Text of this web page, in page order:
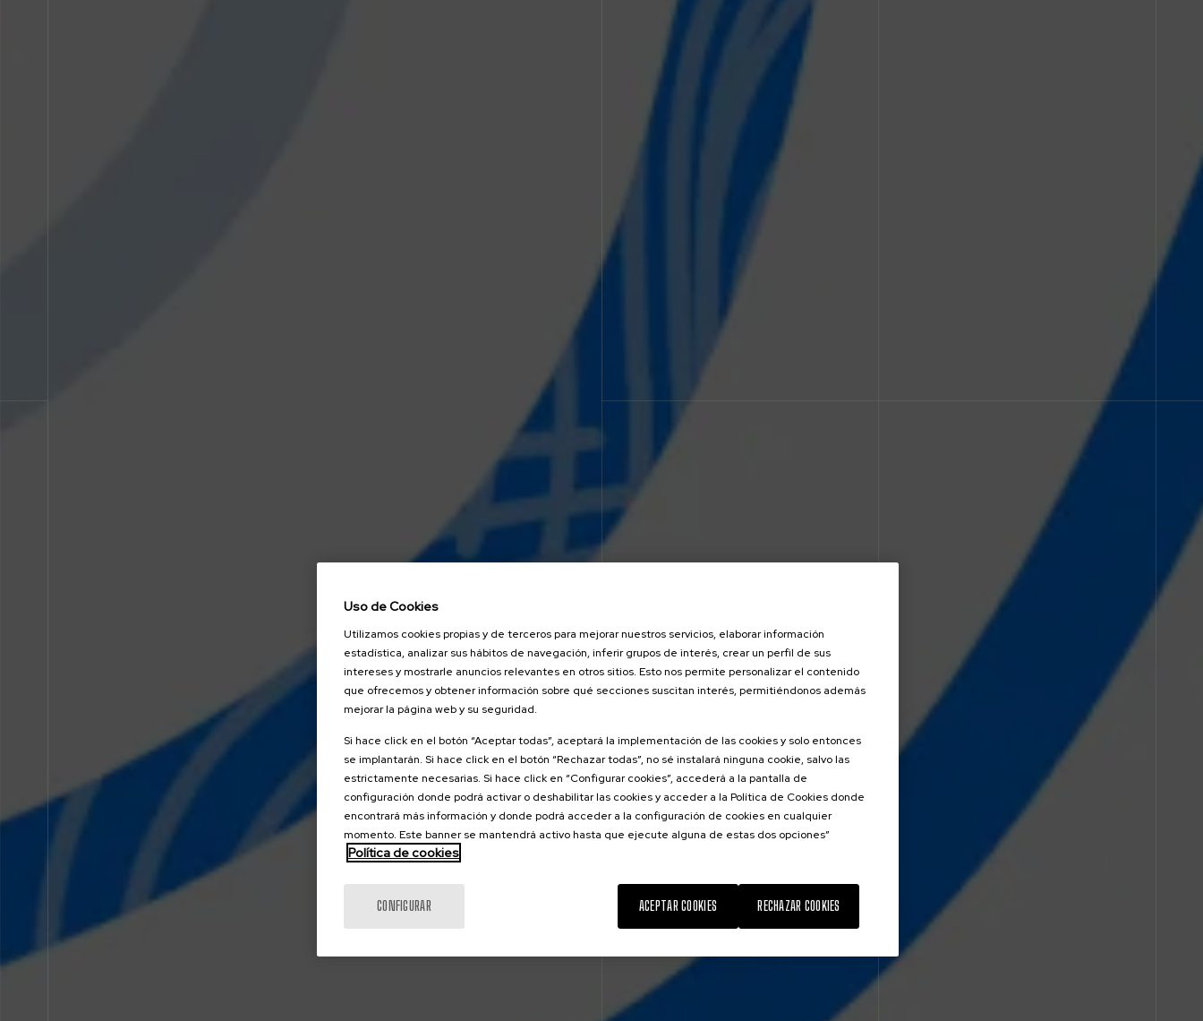
Uso de Cookies
Utilizamos cookies propias y de terceros para mejorar nuestros servicios, elaborar información
estadística, analizar sus hábitos de navegación, inferir grupos de interés, crear un perfil de sus
intereses y mostrarle anuncios relevantes en otros sitios. Esto nos permite personalizar el contenido
que ofrecemos y obtener información sobre qué secciones suscitan interés, permitiéndonos además
mejorar la página web y su seguridad.
Si hace click en el botón “Aceptar todas”, aceptará la implementación de las cookies y solo entonces
se implantarán. Si hace click en el botón “Rechazar todas”, no sé instalará ninguna cookie, salvo las
estrictamente necesarias. Si hace click en “Configurar cookies”, accederá a la pantalla de
configuración donde podrá activar o deshabilitar las cookies y acceder a la Política de Cookies donde
encontrará más información y donde podrá acceder a la configuración de cookies en cualquier
momento. Este banner se mantendrá activo hasta que ejecute alguna de estas dos opciones”
Política de cookies
CONFIGURAR RECHAZAR COOKIES
ACEPTAR COOKIES